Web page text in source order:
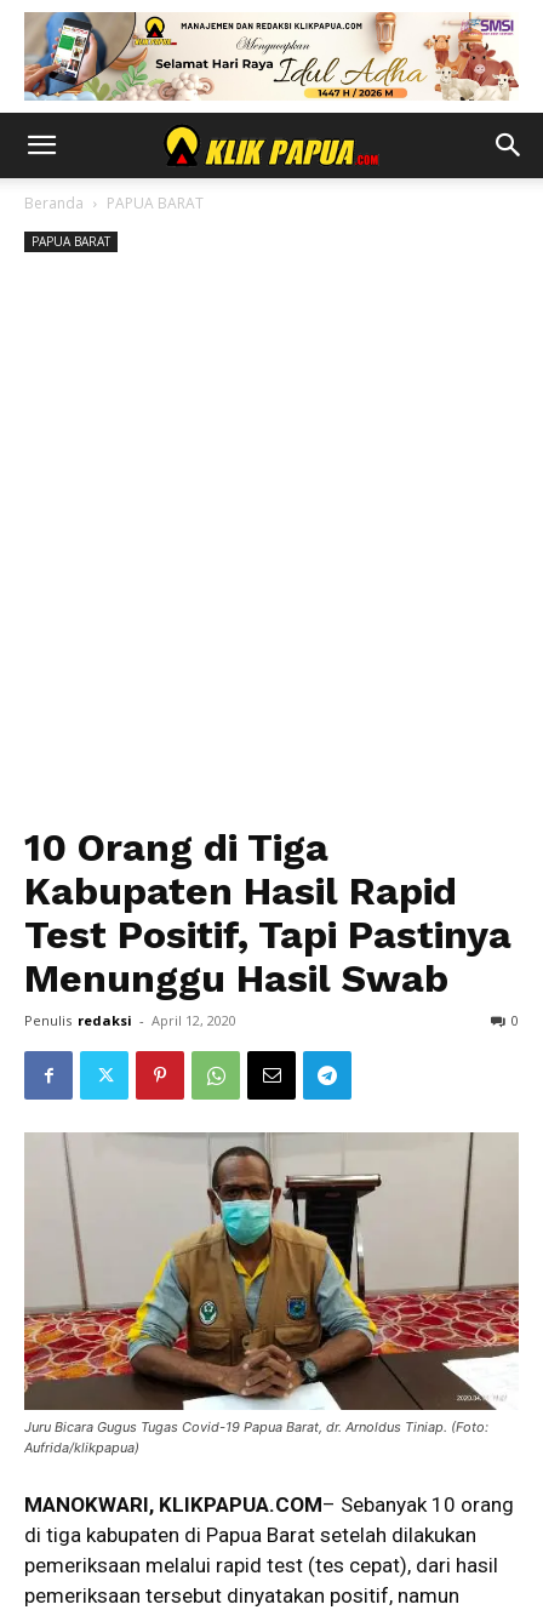
Beranda PAPUA BARAT
PAPUA BARAT
10 Orang di Tiga
Kabupaten Hasil Rapid
Test Positif, Tapi Pastinya
Menunggu Hasil Swab
Penulis redaksi - April 12, 2020 0
Juru Bicara Gugus Tugas Covid-19 Papua Barat, dr. Arnoldus Tiniap. (Foto:
Aufrida/klikpapua)
MANOKWARI, KLIKPAPUA.COM– Sebanyak 10 orang
di tiga kabupaten di Papua Barat setelah dilakukan
pemeriksaan melalui rapid test (tes cepat), dari hasil
pemeriksaan tersebut dinyatakan positif, namun